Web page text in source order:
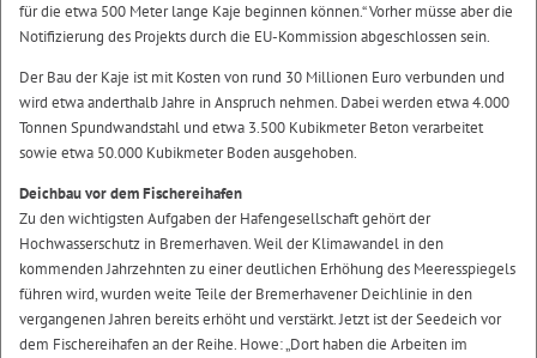
für die etwa 500 Meter lange Kaje beginnen können.“ Vorher müsse aber die
Notifizierung des Projekts durch die EU-Kommission abgeschlossen sein.
Der Bau der Kaje ist mit Kosten von rund 30 Millionen Euro verbunden und
wird etwa anderthalb Jahre in Anspruch nehmen. Dabei werden etwa 4.000
Tonnen Spundwandstahl und etwa 3.500 Kubikmeter Beton verarbeitet
sowie etwa 50.000 Kubikmeter Boden ausgehoben.
Deichbau vor dem Fischereihafen
Zu den wichtigsten Aufgaben der Hafengesellschaft gehört der
Hochwasserschutz in Bremerhaven. Weil der Klimawandel in den
kommenden Jahrzehnten zu einer deutlichen Erhöhung des Meeresspiegels
führen wird, wurden weite Teile der Bremerhavener Deichlinie in den
vergangenen Jahren bereits erhöht und verstärkt. Jetzt ist der Seedeich vor
dem Fischereihafen an der Reihe. Howe: „Dort haben die Arbeiten im